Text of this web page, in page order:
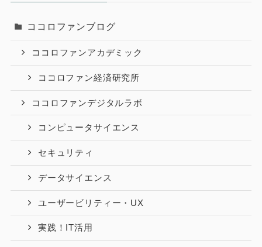
ココロファンブログ
ココロファンアカデミック
ココロファン経済研究所
ココロファンデジタルラボ
コンピュータサイエンス
セキュリティ
データサイエンス
ユーザービリティー・UX
実践！IT活用